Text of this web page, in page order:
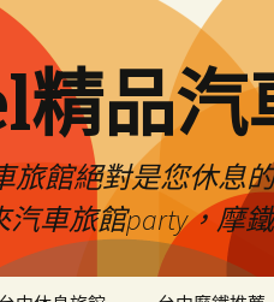
精品汽
旅館絕對是您休息
車旅館party，摩